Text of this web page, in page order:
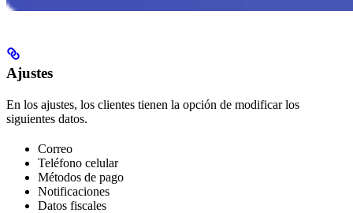
Ajustes
En los ajustes, los clientes tienen la opción de modificar los
siguientes datos.
Correo
Teléfono celular
Métodos de pago
Notificaciones
Datos fiscales